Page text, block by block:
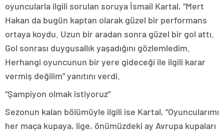
oyuncularla ilgili sorulan soruya İsmail Kartal, “Mert
Hakan da bugün kaptan olarak güzel bir performans
ortaya koydu. Uzun bir aradan sonra güzel bir gol attı.
Gol sonrası duygusallık yaşadığını gözlemledim.
Herhangi oyuncunun bir yere gideceği ile ilgili karar
vermiş değilim” yanıtını verdi.
“Şampiyon olmak istiyoruz”
Sezonun kalan bölümüyle ilgili ise Kartal, “Oyuncularımı
her maça kupaya, lige, önümüzdeki ay Avrupa kupaları